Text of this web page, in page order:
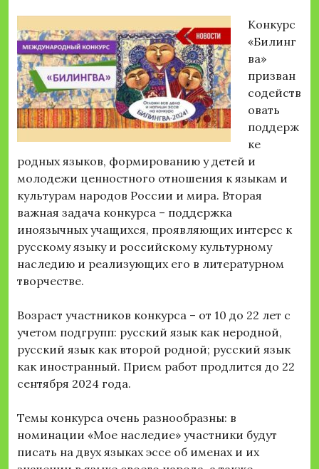
Конкурс
«Билинг
ва»
призван
содейств
овать
поддерж
ке
родных языков, формированию у детей и
молодежи ценностного отношения к языкам и
культурам народов России и мира. Вторая
важная задача конкурса – поддержка
иноязычных учащихся, проявляющих интерес к
русскому языку и российскому культурному
наследию и реализующих его в литературном
творчестве.
Возраст участников конкурса – от 10 до 22 лет с
учетом подгрупп: русский язык как неродной,
русский язык как второй родной; русский язык
как иностранный. Прием работ продлится до 22
сентября 2024 года.
Темы конкурса очень разнообразны: в
номинации «Мое наследие» участники будут
писать на двух языках эссе об именах и их